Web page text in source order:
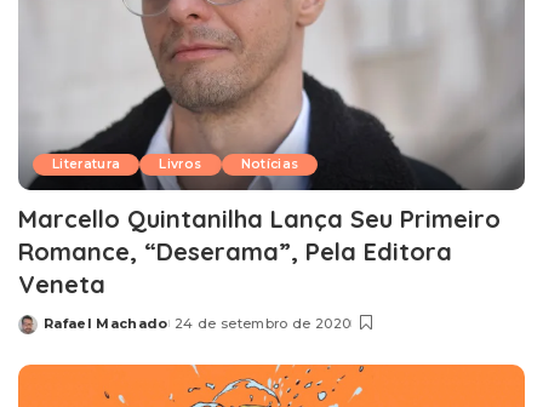
Literatura Livros Notícias
Marcello Quintanilha Lança Seu Primeiro
Romance, “Deserama”, Pela Editora
Veneta
Posted
Rafael Machado 24 de setembro de 2020